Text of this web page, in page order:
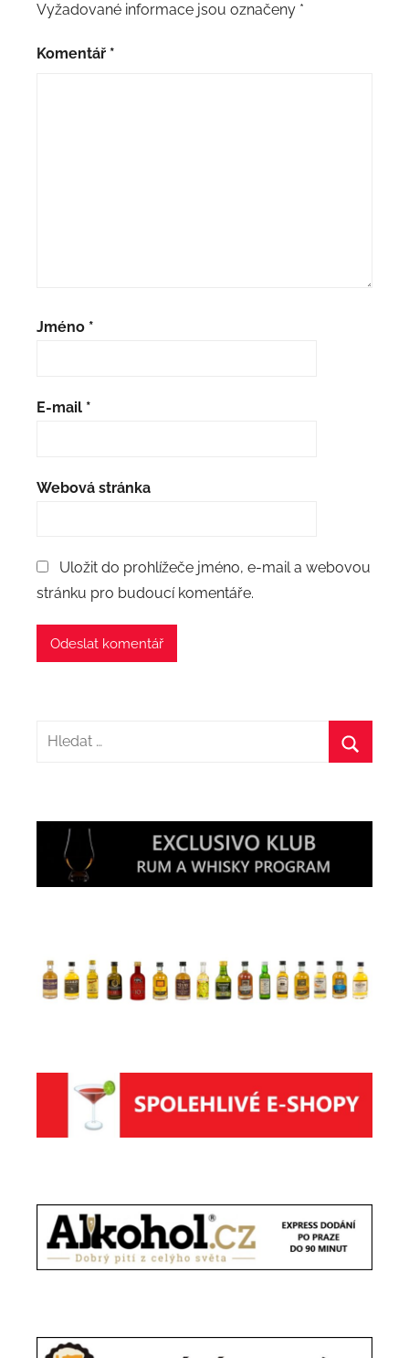
Vyžadované informace jsou označeny *
Komentář *
Jméno *
E-mail *
Webová stránka
Uložit do prohlížeče jméno, e-mail a webovou
stránku pro budoucí komentáře.
Hledat: